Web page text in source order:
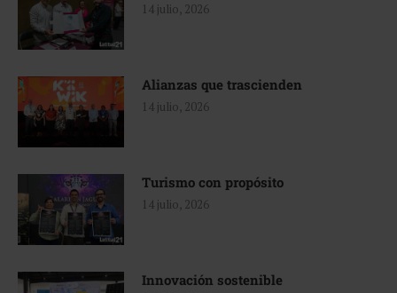
14 julio, 2026
Alianzas que trascienden
14 julio, 2026
Turismo con propósito
14 julio, 2026
Innovación sostenible